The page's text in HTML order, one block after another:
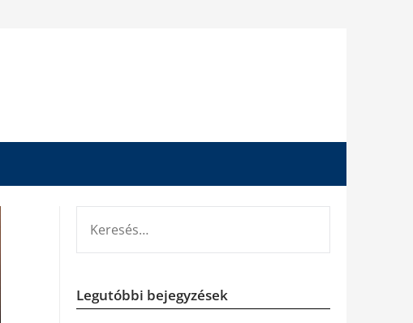
Legutóbbi bejegyzések